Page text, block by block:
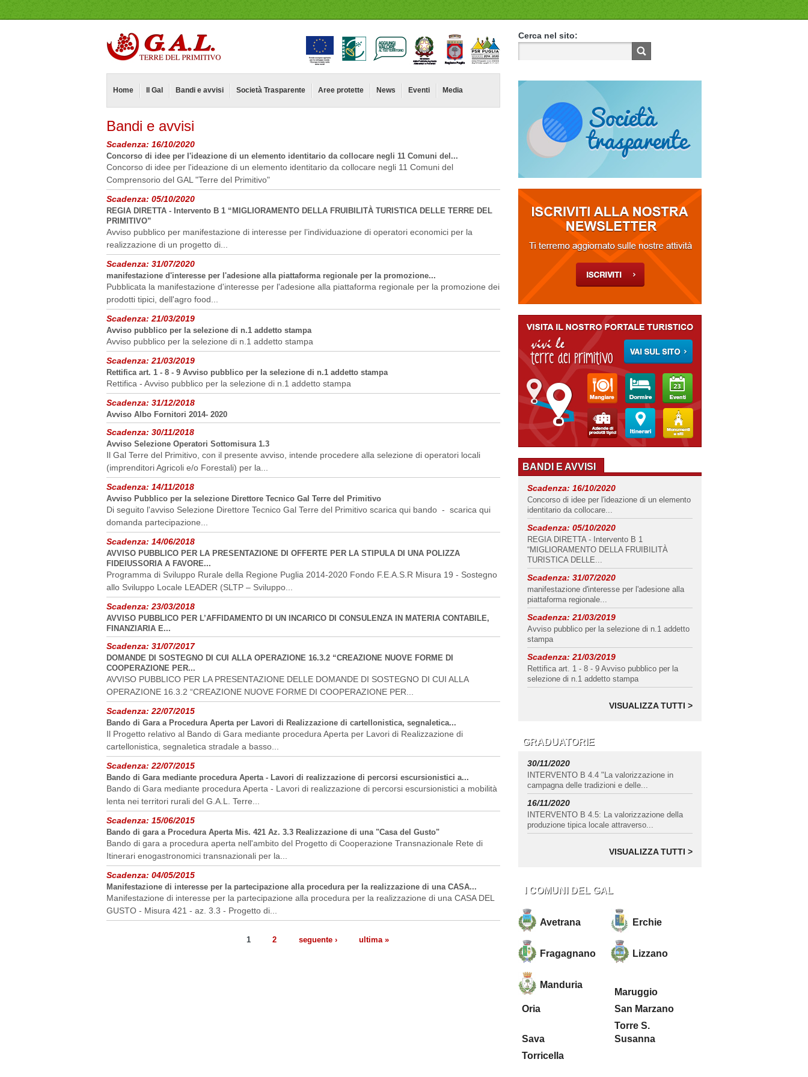
Cerca nel sito:
Home Il Gal Bandi e avvisi Società Trasparente Aree protette News Eventi Media
Bandi e avvisi
Scadenza: 16/10/2020
Concorso di idee per l'ideazione di un elemento identitario da collocare negli 11 Comuni del...
Concorso di idee per l'ideazione di un elemento identitario da collocare negli 11 Comuni del
Comprensorio del GAL "Terre del Primitivo"
Scadenza: 05/10/2020
REGIA DIRETTA - Intervento B 1 “MIGLIORAMENTO DELLA FRUIBILITÀ TURISTICA DELLE TERRE DEL
PRIMITIVO”
Avviso pubblico per manifestazione di interesse per l’individuazione di operatori economici per la
realizzazione di un progetto di...
Scadenza: 31/07/2020
manifestazione d'interesse per l'adesione alla piattaforma regionale per la promozione...
Pubblicata la manifestazione d'interesse per l'adesione alla piattaforma regionale per la promozione dei
prodotti tipici, dell'agro food...
Scadenza: 21/03/2019
Avviso pubblico per la selezione di n.1 addetto stampa
Avviso pubblico per la selezione di n.1 addetto stampa
Scadenza: 21/03/2019
Rettifica art. 1 - 8 - 9 Avviso pubblico per la selezione di n.1 addetto stampa
Rettifica - Avviso pubblico per la selezione di n.1 addetto stampa
Scadenza: 31/12/2018
Avviso Albo Fornitori 2014- 2020
Scadenza: 30/11/2018
Avviso Selezione Operatori Sottomisura 1.3
Il Gal Terre del Primitivo, con il presente avviso, intende procedere alla selezione di operatori locali
(imprenditori Agricoli e/o Forestali) per la...
Scadenza: 14/11/2018
Avviso Pubblico per la selezione Direttore Tecnico Gal Terre del Primitivo
Di seguito l'avviso Selezione Direttore Tecnico Gal Terre del Primitivo scarica qui bando - scarica qui
domanda partecipazione...
Scadenza: 14/06/2018
AVVISO PUBBLICO PER LA PRESENTAZIONE DI OFFERTE PER LA STIPULA DI UNA POLIZZA
FIDEIUSSORIA A FAVORE...
Programma di Sviluppo Rurale della Regione Puglia 2014-2020 Fondo F.E.A.S.R Misura 19 - Sostegno
allo Sviluppo Locale LEADER (SLTP – Sviluppo...
Scadenza: 23/03/2018
AVVISO PUBBLICO PER L’AFFIDAMENTO DI UN INCARICO DI CONSULENZA IN MATERIA CONTABILE,
FINANZIARIA E...
Scadenza: 31/07/2017
DOMANDE DI SOSTEGNO DI CUI ALLA OPERAZIONE 16.3.2 “CREAZIONE NUOVE FORME DI
COOPERAZIONE PER...
AVVISO PUBBLICO PER LA PRESENTAZIONE DELLE DOMANDE DI SOSTEGNO DI CUI ALLA
OPERAZIONE 16.3.2 “CREAZIONE NUOVE FORME DI COOPERAZIONE PER...
Scadenza: 22/07/2015
Bando di Gara a Procedura Aperta per Lavori di Realizzazione di cartellonistica, segnaletica...
Il Progetto relativo al Bando di Gara mediante procedura Aperta per Lavori di Realizzazione di
cartellonistica, segnaletica stradale a basso...
Scadenza: 22/07/2015
Bando di Gara mediante procedura Aperta - Lavori di realizzazione di percorsi escursionistici a...
Bando di Gara mediante procedura Aperta - Lavori di realizzazione di percorsi escursionistici a mobilità
lenta nei territori rurali del G.A.L. Terre...
Scadenza: 15/06/2015
Bando di gara a Procedura Aperta Mis. 421 Az. 3.3 Realizzazione di una "Casa del Gusto"
Bando di gara a procedura aperta nell'ambito del Progetto di Cooperazione Transnazionale Rete di
Itinerari enogastronomici transnazionali per la...
Scadenza: 04/05/2015
Manifestazione di interesse per la partecipazione alla procedura per la realizzazione di una CASA...
Manifestazione di interesse per la partecipazione alla procedura per la realizzazione di una CASA DEL
GUSTO - Misura 421 - az. 3.3 - Progetto di...
1 2 seguente › ultima »
BANDI E AVVISI
Scadenza: 16/10/2020
Concorso di idee per l'ideazione di un elemento
identitario da collocare...
Scadenza: 05/10/2020
REGIA DIRETTA - Intervento B 1
“MIGLIORAMENTO DELLA FRUIBILITÀ
TURISTICA DELLE...
Scadenza: 31/07/2020
manifestazione d'interesse per l'adesione alla
piattaforma regionale...
Scadenza: 21/03/2019
Avviso pubblico per la selezione di n.1 addetto
stampa
Scadenza: 21/03/2019
Rettifica art. 1 - 8 - 9 Avviso pubblico per la
selezione di n.1 addetto stampa
VISUALIZZA TUTTI >
GRADUATORIE
30/11/2020
INTERVENTO B 4.4 "La valorizzazione in
campagna delle tradizioni e delle...
16/11/2020
INTERVENTO B 4.5: La valorizzazione della
produzione tipica locale attraverso...
VISUALIZZA TUTTI >
I COMUNI DEL GAL
Avetrana Erchie
Fragagnano Lizzano
Manduria
Maruggio
Oria
San Marzano
Sava
Torre S.
Susanna
Torricella